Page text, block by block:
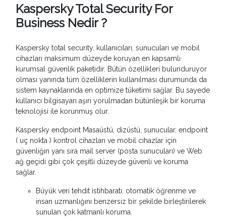
Kaspersky Total Security For
Business Nedir ?
Kaspersky total security, kullanıcıları, sunucuları ve mobil
cihazları maksimum düzeyde koruyan en kapsamlı
kurumsal güvenlik paketidir. Bütün özellikleri bulunduruyor
olması yanında tüm özelliklerin kullanılması durumunda da
sistem kaynaklarında en optimize tüketimi sağlar. Bu sayede
kullanıcı bilgisayarı aşırı yorulmadan bütünleşik bir koruma
teknolojisi ile korunmuş olur.
Kaspersky endpoint Masaüstü, dizüstü, sunucular, endpoint
( uç nokta ) kontrol cihazları ve mobil cihazlar için
güvenliğin yanı sıra mail server (posta sunucuları) ve Web
ağ geçidi gibi çok çeşitli düzeyde güvenli ve koruma
sağlar.
Büyük veri tehdit istihbaratı, otomatik öğrenme ve
insan uzmanlığını benzersiz bir şekilde birleştirilerek
sunulan çok katmanlı koruma.